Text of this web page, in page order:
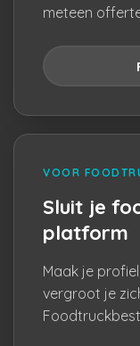
meteen
VOOR
Sluit je
platform
Maak je
vergroot je